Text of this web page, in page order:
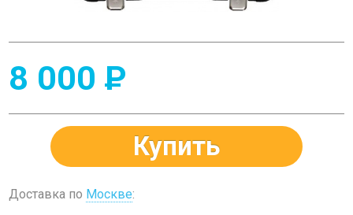
8 000 P
Купить
Доставка по Москве: